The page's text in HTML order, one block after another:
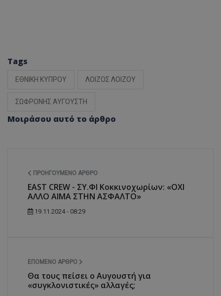
Tags
ΕΘΝΙΚΗ ΚΥΠΡΟΥ ΛΟΙΖΟΣ ΛΟΙΖΟΥ
ΣΩΦΡΟΝΗΣ ΑΥΓΟΥΣΤΗ
Μοιράσου αυτό το άρθρο
ΠΡΟΗΓΟΎΜΕΝΟ ΆΡΘΡΟ
EAST CREW - ΣΥ.ΦΙ Κοκκινοχωρίων: «ΟΧΙ
ΑΛΛΟ ΑΙΜΑ ΣΤΗΝ ΑΣΦΑΛΤΟ»
19.11.2024 - 08:29
ΕΠΌΜΕΝΟ ΆΡΘΡΟ
Θα τους πείσει ο Αυγουστή για
«συγκλονιστικές» αλλαγές;